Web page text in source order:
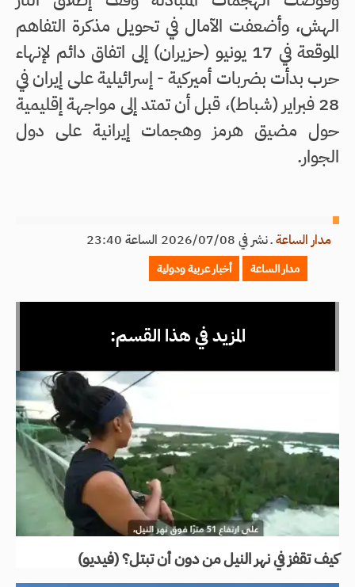
الهش، وأضعفت الآمال في تحويل مذكرة التفاهم
الموقعة في 17 يونيو (حزيران) إلى اتفاق دائم لإنهاء
حرب بدأت بضربات أميركية - إسرائيلية على إيران في
28 فبراير (شباط)، قبل أن تمتد إلى مواجهة إقليمية
حول مضيق هرمز وهجمات إيرانية على دول
الجوار.
مدار الساعةـنشر في 2026/07/08 الساعة 23:40
مدار الساعة أخبار عربية ودولية
المزيد في هذا القسم:
كيف تقفز في نهر النيل من دون أن تبتل؟ (فيديو)